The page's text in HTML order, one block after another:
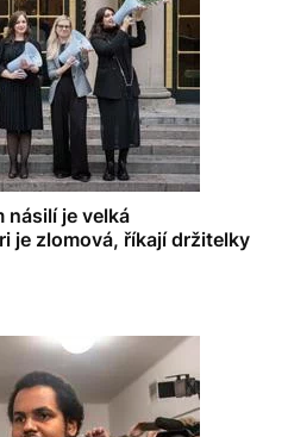
násilí je velká
je zlomová, říkají držitelky